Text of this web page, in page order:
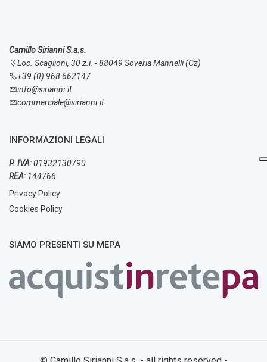
Camillo Sirianni S.a.s.
Loc. Scaglioni, 30 z.i. - 88049 Soveria Mannelli (Cz)
+39 (0) 968 662147
info@sirianni.it
commerciale@sirianni.it
INFORMAZIONI LEGALI
P. IVA: 01932130790
REA: 144766
Privacy Policy
Cookies Policy
SIAMO PRESENTI SU MEPA